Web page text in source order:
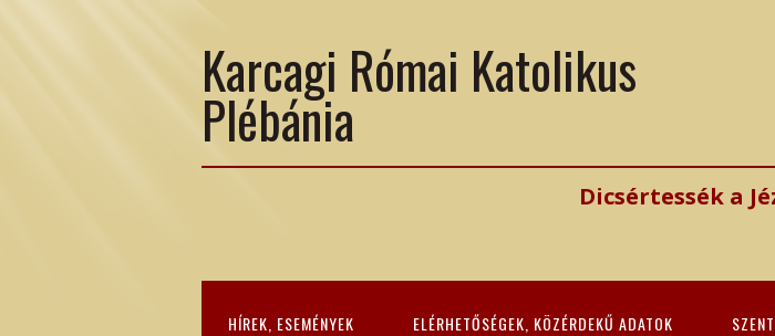
Karcagi Római Katolikus
Plébánia
Dicsértessék a
HÍREK, ESEMÉNYEK ELÉRHETŐSÉGEK, KÖZÉRDEKŰ ADATOK